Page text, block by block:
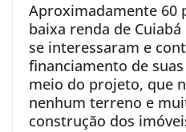
Aproximadamente 60
baixa renda de
se interessaram e
financiamento de
meio do projeto, que
nenhum terreno e
construção dos